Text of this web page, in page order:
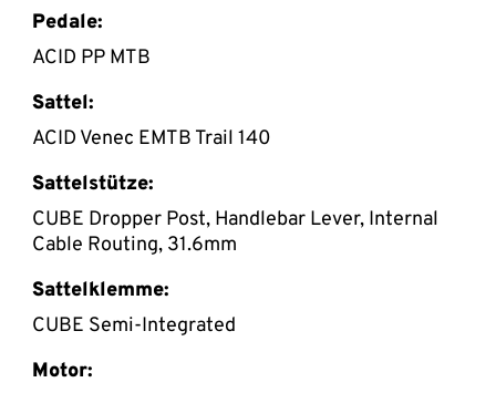
Pedale:
ACID PP MTB
Sattel:
ACID Venec EMTB Trail 140
Sattelstütze:
CUBE Dropper Post, Handlebar Lever, Internal
Cable Routing, 31.6mm
Sattelklemme:
CUBE Semi-Integrated
Motor: